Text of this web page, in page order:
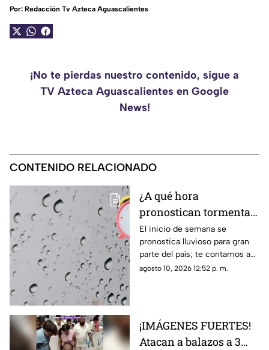
Por: Redacción Tv Azteca Aguascalientes
¡No te pierdas nuestro contenido, sigue a
TV Azteca Aguascalientes en Google
News!
CONTENIDO RELACIONADO
¿A qué hora
pronostican tormenta
en Aguascalientes?
Emiten alerta por
lluvia intensa en
México hoy 10 de
El inicio de semana se
pronostica lluvioso para gran
parte del país; te contamos a
qué hora hay probabilidad de
agosto 10, 2026 12:52 p. m.
¡IMÁGENES FUERTES!
Atacan a balazos a 3